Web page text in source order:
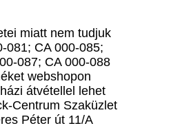
miatt nem tudjuk
081; CA 000-085;
087; CA 000-088
webshopon
átvétellel lehet
Centrum Szaküzlet
Péter út 11/A